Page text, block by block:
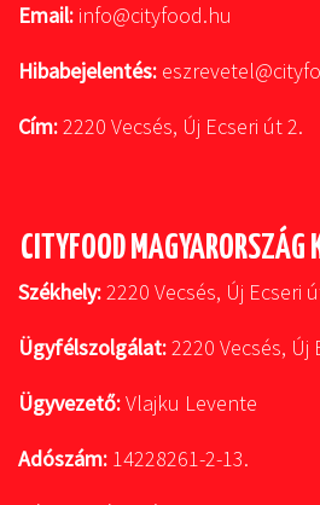
Email: info@cityfood.hu
Hibabejelentés:
Cím:2220 Vecsés, Új Ecseri út 2.
CITYFOOD MAGYARORSZÁG
Székhely:2220 Vecsés, Új Ecseri
Ügyfélszolgálat:2220 Vecsés, Új
Ügyvezető:Vlajku Levente
Adószám: 14228261-2-13.